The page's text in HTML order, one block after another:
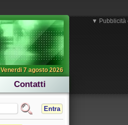
Venerdi 7 agosto 2026
Contatti
Entra
▼ Pubblicità